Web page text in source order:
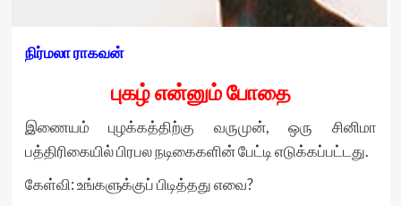
நிர்மலா ராகவன்
புகழ் என்னும் போதை
இணையம் புழக்கத்திற்கு வருமுன், ஒரு சினிமா
பத்திரிகையில் பிரபல நடிகைகளின் பேட்டி எடுக்கப்பட்டது.
கேள்வி: உங்களுக்குப் பிடித்தது எவை?